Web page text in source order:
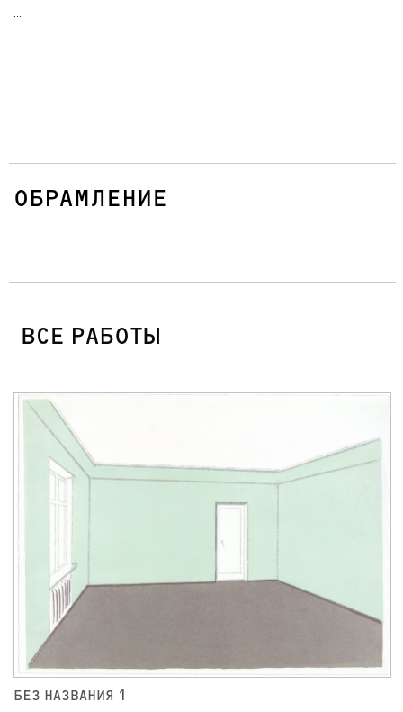
...
ОБРАМЛЕНИЕ
ВСЕ РАБОТЫ
БЕЗ НАЗВАНИЯ 1